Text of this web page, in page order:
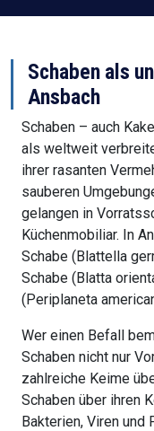
Schaben als
Ansbach
Schaben – auch
als weltweit
ihrer rasanten
sauberen
gelangen in
Küchenmobiliar. In
Schabe (Blattella
Schabe (Blatta
(Periplaneta
Wer einen Befall
Schaben nicht nur
zahlreiche Keime
Schaben über ihren
Bakterien, Viren